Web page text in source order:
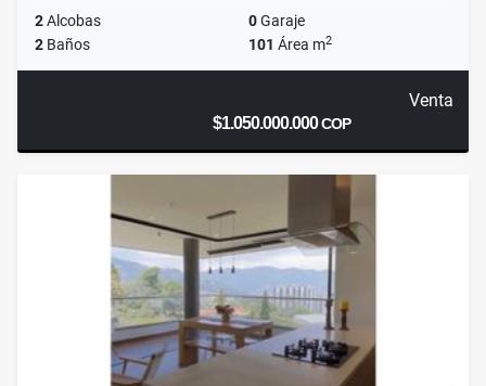
2Alcobas 0Garaje
2 Baños 101 Área m2
Venta
$1.050.000.000COP